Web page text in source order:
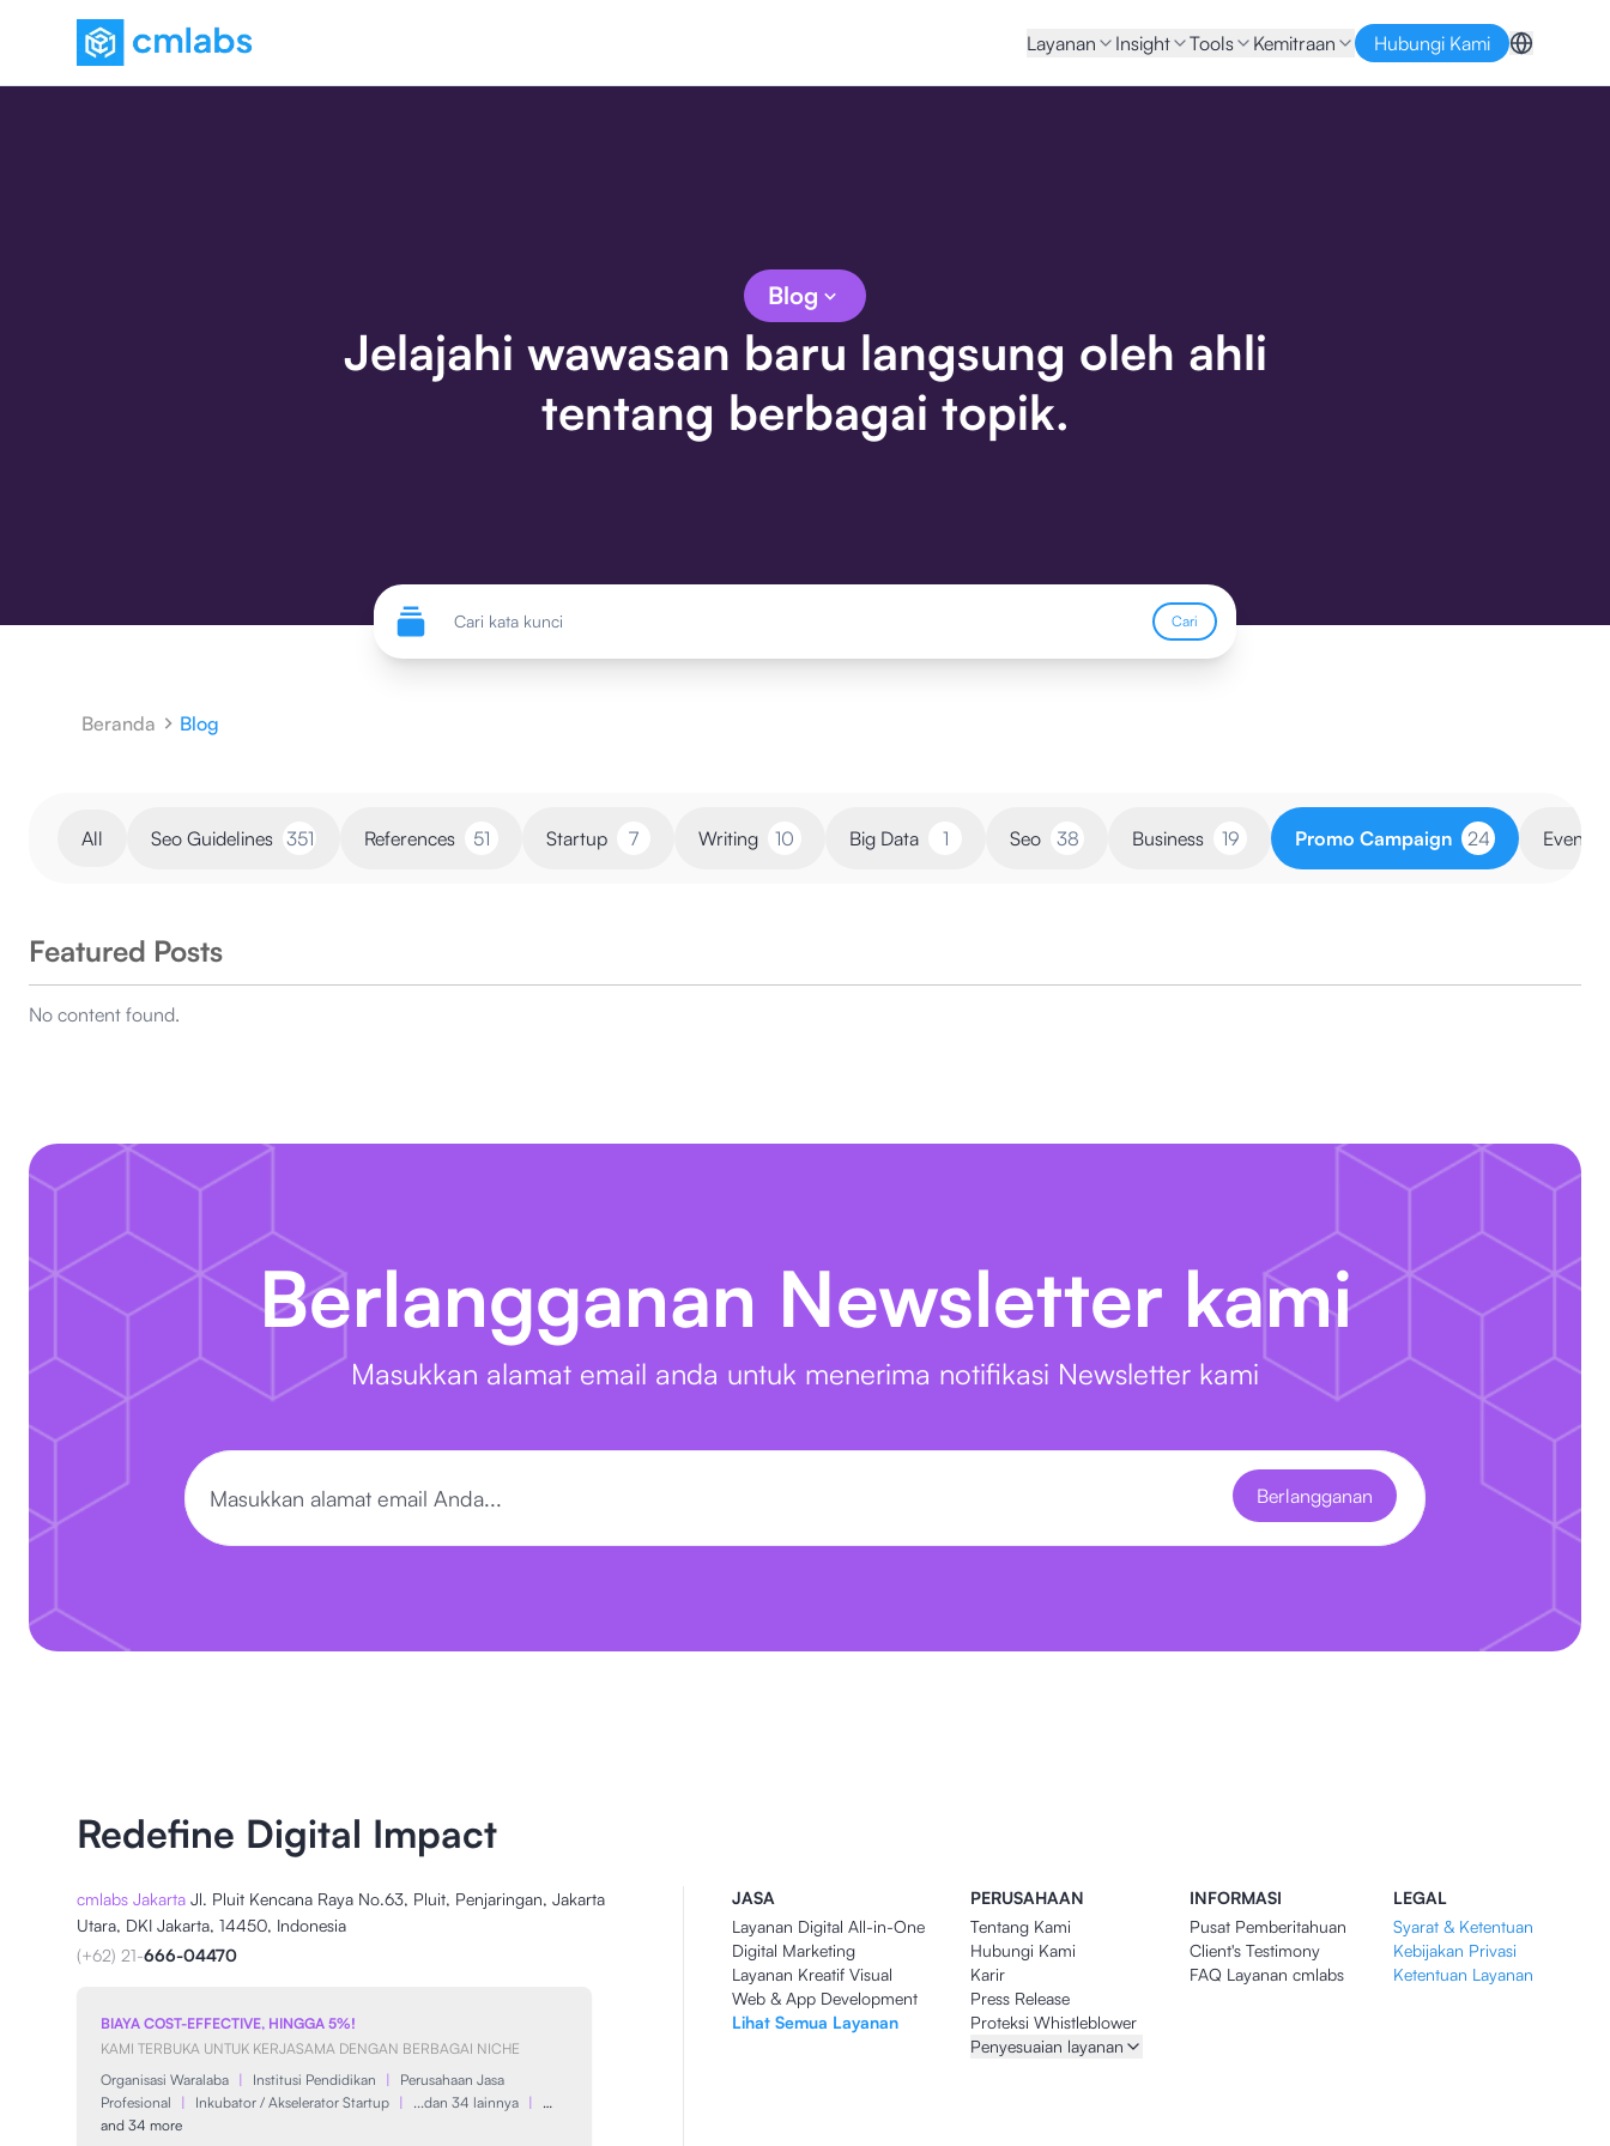
Layanan Insight Tools Kemitraan Hubungi Kami
Blog
Jelajahi wawasan baru langsung oleh ahli
tentang berbagai topik.
Cari
Beranda Blog
All Seo Guidelines 351 References 51 Startup 7 Writing 10 Big Data 1 Seo 38 Business 19 Promo Campaign 24 Event
Featured Posts
No content found.
Berlangganan Newsletter kami
Masukkan alamat email anda untuk menerima notifikasi Newsletter kami
Berlangganan
Redefine Digital Impact
cmlabs Jakarta Jl. Pluit Kencana Raya No.63, Pluit, Penjaringan, Jakarta
Utara, DKI Jakarta, 14450, Indonesia
(+62) 21-666-04470
BIAYA COST-EFFECTIVE, HINGGA 5%!
KAMI TERBUKA UNTUK KERJASAMA DENGAN BERBAGAI NICHE
Organisasi Waralaba | Institusi Pendidikan |
Perusahaan Jasa
Profesional
| Inkubator / Akselerator Startup | ...dan 34 lainnya |
…
and 34 more
JASA
Layanan Digital All-in-One
Digital Marketing
Layanan Kreatif Visual
Web & App Development
Lihat Semua Layanan
PERUSAHAAN
Tentang Kami
Hubungi Kami
Karir
Press Release
Proteksi Whistleblower
Penyesuaian layanan
INFORMASI
Pusat Pemberitahuan
Client's Testimony
FAQ Layanan cmlabs
LEGAL
Syarat & Ketentuan
Kebijakan Privasi
Ketentuan Layanan